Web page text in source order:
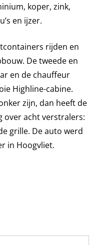
koper, zink,
en ijzer.
rijden en
De tweede en
en de chauffeur
Highline-cabine.
zijn, dan heeft de
over acht verstralers:
grille. De auto werd
in Hoogvliet.